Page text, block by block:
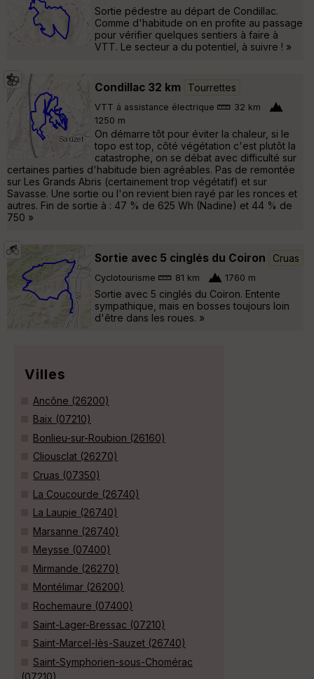
Sortie pédestre au départ de Condillac.
Comme d'habitude on en profite au passage
pour vérifier quelques sentiers à faire à
VTT. Le secteur a du potentiel, à suivre ! »
Condillac 32 km Tourrettes
VTT à assistance électrique
32 km
1250 m
On démarre tôt pour éviter la chaleur, si le
topo est top, côté végétation c'est plutôt la
catastrophe, on se débat avec difficulté sur
certaines parties d'habitude bien agréables. Pas de remontée
sur Les Grands Abris (certainement trop végétatif) et sur
Savasse. Une sortie ou l'on revient bien rayé par les ronces et
autres. Fin de sortie à : 47 % de 625 Wh (Nadine) et 44 % de
750 »
Sortie avec 5 cinglés du Coiron Cruas
Cyclotourisme 81 km 1760 m
Sortie avec 5 cinglés du Coiron. Entente
sympathique, mais en bosses toujours loin
d'être dans les roues. »
Villes
Ancône (26200)
Baix (07210)
Bonlieu-sur-Roubion (26160)
Cliousclat (26270)
Cruas (07350)
La Coucourde (26740)
La Laupie (26740)
Marsanne (26740)
Meysse (07400)
Mirmande (26270)
Montélimar (26200)
Rochemaure (07400)
Saint-Lager-Bressac (07210)
Saint-Marcel-lès-Sauzet (26740)
Saint-Symphorien-sous-Chomérac
(07210)